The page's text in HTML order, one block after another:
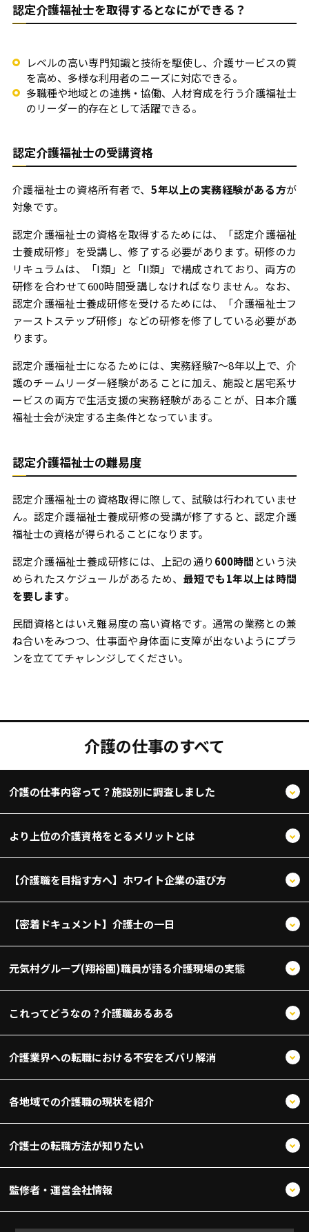
認定介護福祉士を取得するとなにができる？
レベルの高い専門知識と技術を駆使し、介護サービスの質
を高め、多様な利用者のニーズに対応できる。
多職種や地域との連携・協働、人材育成を行う介護福祉士
のリーダー的存在として活躍できる。
認定介護福祉士の受講資格
介護福祉士の資格所有者で、 5年以上の実務経験がある方が
対象です。
認定介護福祉士の資格を取得するためには、「認定介護福祉
士養成研修」を受講し、修了する必要があります。研修のカ
リキュラムは、「I類」と「II類」で構成されており、両方の
研修を合わせて600時間受講しなければなりません。なお、
認定介護福祉士養成研修を受けるためには、「介護福祉士フ
ァーストステップ研修」などの研修を修了している必要があ
ります。
認定介護福祉士になるためには、実務経験7〜8年以上で、介
護のチームリーダー経験があることに加え、施設と居宅系サ
ービスの両方で生活支援の実務経験があることが、日本介護
福祉士会が決定する主条件となっています。
認定介護福祉士の難易度
認定介護福祉士の資格取得に際して、試験は行われていませ
ん。認定介護福祉士養成研修の受講が修了すると、認定介護
福祉士の資格が得られることになります。
認定介護福祉士養成研修には、上記の通り 600時間 という決
められたスケジュールがあるため、 最短でも1年以上は時間
を要します。
民間資格とはいえ難易度の高い資格です。通常の業務との兼
ね合いをみつつ、仕事面や身体面に支障が出ないようにプラ
ンを立ててチャレンジしてください。
介護の仕事のすべて
介護の仕事内容って？施設別に調査しました
より上位の介護資格をとるメリットとは
【介護職を目指す方へ】ホワイト企業の選び方
【密着ドキュメント】介護士の一日
元気村グループ(翔裕園)職員が語る介護現場の実態
これってどうなの？介護職あるある
介護業界への転職における不安をズバリ解消
各地域での介護職の現状を紹介
介護士の転職方法が知りたい
監修者・運営会社情報